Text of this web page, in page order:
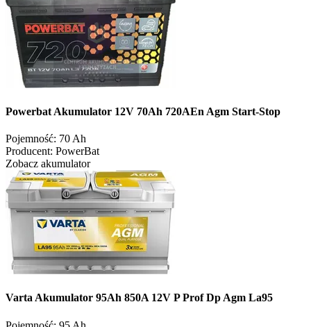
Powerbat Akumulator 12V 70Ah 720AEn Agm Start-Stop
Pojemność: 70 Ah
Producent: PowerBat
Zobacz akumulator
Varta Akumulator 95Ah 850A 12V P Prof Dp Agm La95